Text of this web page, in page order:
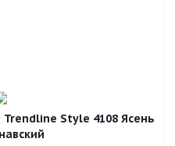
Style 4108 Ясень